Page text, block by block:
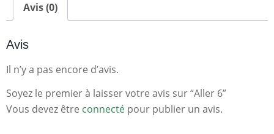
Avis (0)
Avis
Il n’y a pas encore d’avis.
Soyez le premier à laisser votre avis sur “Aller 6”
Vous devez être connecté pour publier un avis.